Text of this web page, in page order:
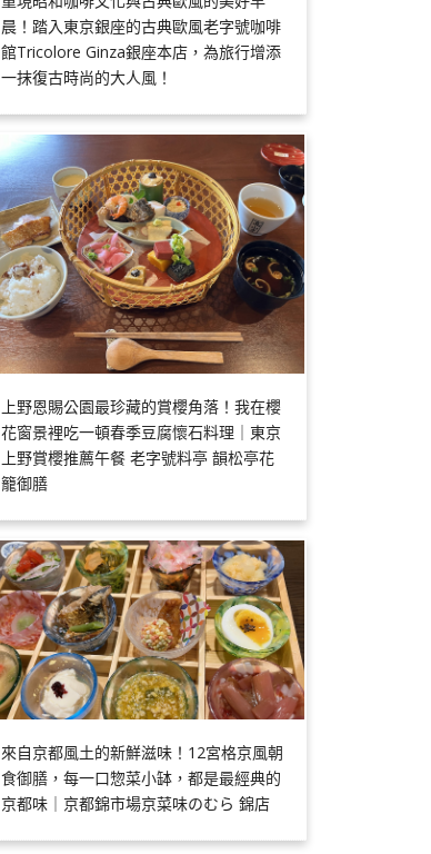
晨！踏入東京銀座的古典歐風老字號咖啡
館Tricolore Ginza銀座本店，為旅行增添
一抹復古時尚的大人風！
上野恩賜公園最珍藏的賞櫻角落！我在櫻
花窗景裡吃一頓春季豆腐懷石料理｜東京
上野賞櫻推薦午餐 老字號料亭 韻松亭花
籠御膳
來自京都風土的新鮮滋味！12宮格京風朝
食御膳，每一口惣菜小缽，都是最經典的
京都味｜京都錦市場京菜味のむら 錦店